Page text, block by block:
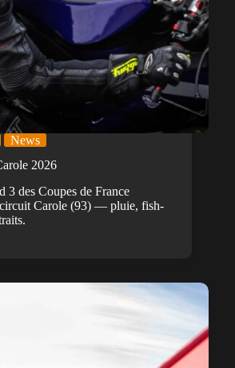
News
2026
3 des Coupes de France
Carole (93) — pluie, fish-